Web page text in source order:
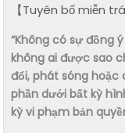
【Tuyên bố miễn
“Không có sự đồng
không ai được sao
đổi, phát sóng
phần dưới bất kỳ
kỳ vi phạm bản